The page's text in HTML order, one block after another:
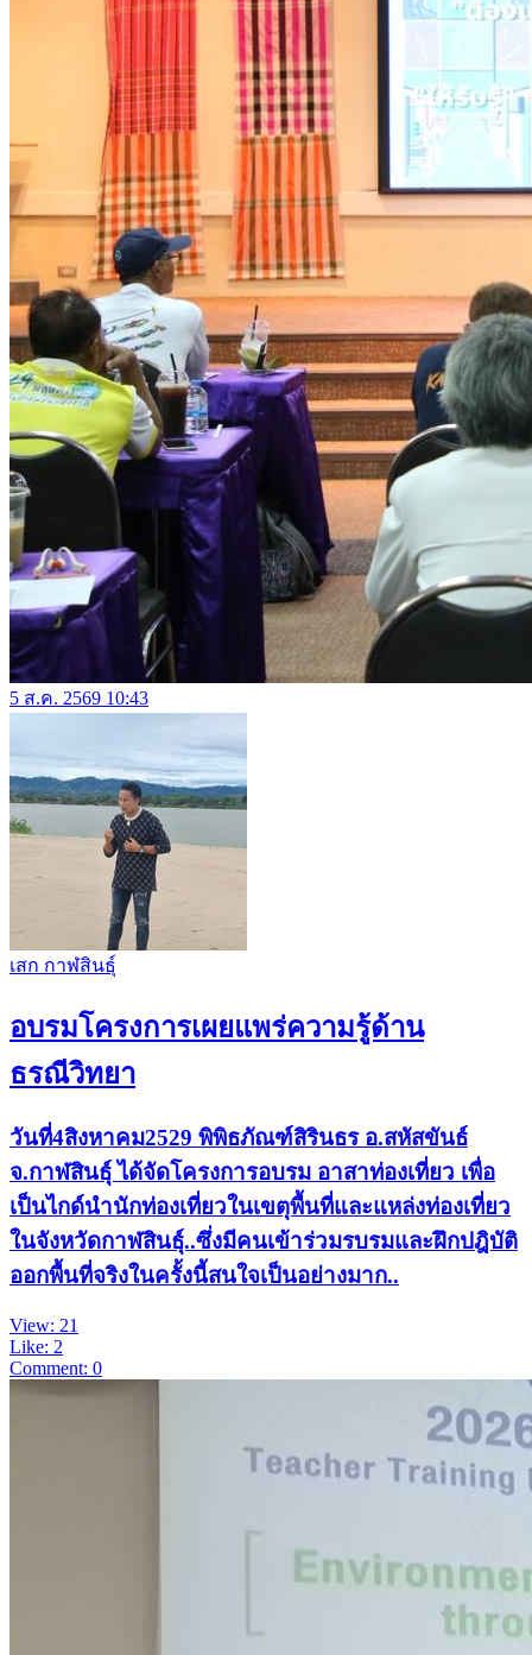
5 ส.ค. 2569 10:43
เสก กาฬสินธุ์
อบรมโครงการเผยแพร่ความรู้ด้าน
ธรณีวิทยา
วันที่4สิงหาคม2529 พิพิธภัณฑ์สิรินธร อ.สหัสขันธ์
จ.กาฬสินธุ์ ได้จัดโครงการอบรม อาสาท่องเที่ยว เพื่อ
เป็นไกด์นำนักท่องเที่ยวในเขตุพื้นที่และแหล่งท่องเที่ยว
ในจังหวัดกาฬสินธุ์..ซึ่งมีคนเข้าร่วมรบรมและฝึกปฎิบัติ
ออกพื้นที่จริงในครั้งนี้สนใจเป็นอย่างมาก..
View: 21
Like: 2
Comment: 0